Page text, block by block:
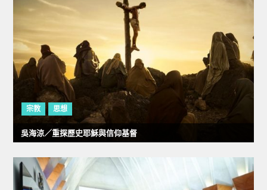
宗教 思想
吳海涼／重探歷史耶穌與信仰基督